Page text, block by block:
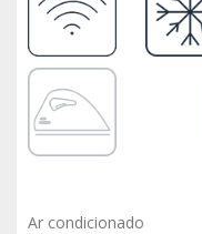
Ar condicionado